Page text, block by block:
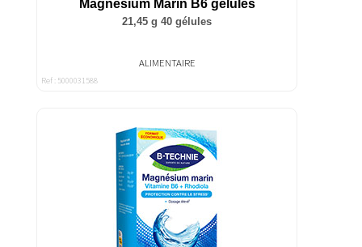
Magnésium Marin B6 gélules
21,45 g 40 gélules
ALIMENTAIRE
Ref : 5000031588